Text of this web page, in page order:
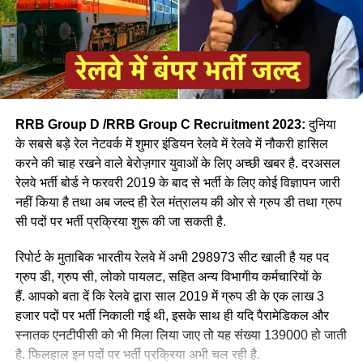
आपने अमूमन पुरुषों को ही रेल चलाते हुए देखा होगा लेकिन माथे पर लाल
बिंदी, भरी हुई मांग और हाथ में लाल चूड़ी पहने हुए महिला लोकों पायलेट
नीलम राथल रेल में सवार हजारों यात्रियों को सुरक्षित गंतव्य पहुंचाने की
रेलवे की सीनियर असिस्टेंट लोको पायलट नीलम बताती है कि जब वे
पेसीजर ट्रेन चलाती है तो कई लोग उन्हें देख कर हेरान रह जाते है कुछ
लड़कीया उन्हे देखकर काफी खुश भी होती है कि एक महिला ट्रेन चल रही
है।
RRB Group D /RRB Group C Recruitment 2023:दुनिया
के सबसे बड़े रेल नेटवर्क में शुमार इंडियन रेलवे में रेलवे में नौकरी हासिल
करने की चाह रखने वाले बेरोज़गार युवाओं के लिए अच्छी खबर है. दरअसल
रेलवे भर्ती बोर्ड ने फरवरी 2019 के बाद से भर्ती के लिए कोई विज्ञापन जारी
नहीं किया है तथा अब जल्द ही रेल मंत्रालय की ओर से ग्रुप डी तथा ग्रुप
सी पदों पर भर्ती प्रक्रिया शुरू की जा सकती है.
रिपोर्ट के मुताबिक भारतीय रेलवे में अभी 298973 सीट खाली है यह पद
ग्रुप डी, ग्रुप सी, लोको पायलट, सहित अन्य विभागीय कर्मचारियों के
हैं. आपको बता दें कि रेलवे द्वारा साल 2019 में ग्रुप डी के एक लाख 3
हजार पदों पर भर्ती निकाली गई थी, इसके साथ ही यदि पैरामेडिकल और
स्नातक एनटीपीसी को भी मिला लिया जाए तो यह संख्या 139000 हो जाती
है. फिलहाल इन पदों पर भर्ती प्रक्रिया अभी चल रही है.